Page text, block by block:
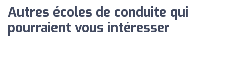
Autres écoles de conduite qui
pourraient vous intéresser